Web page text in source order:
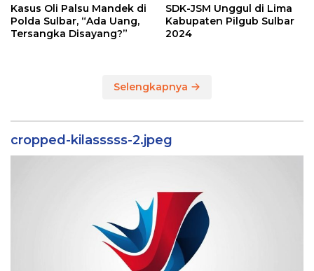
Kasus Oli Palsu Mandek di
Polda Sulbar, “Ada Uang,
Tersangka Disayang?”
SDK-JSM Unggul di Lima
Kabupaten Pilgub Sulbar
2024
Selengkapnya
cropped-kilasssss-2.jpeg